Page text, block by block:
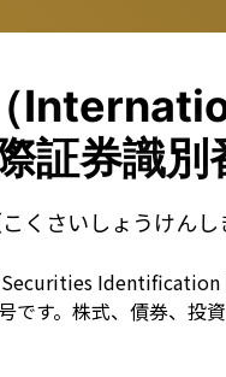
券識別
くさいしょうけんし
Identification
です。株式、債券、投